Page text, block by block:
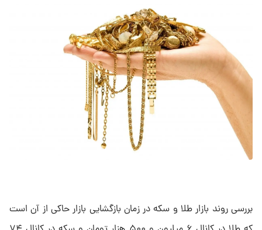
بررسی روند بازار طلا و سکه در زمان بازگشایی بازار حاکی از آن است